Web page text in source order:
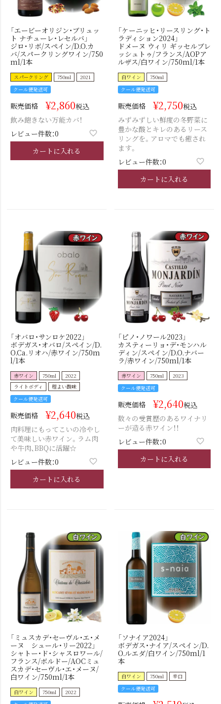
「エービーオリジン・ブリュッ
ト ナチューレ・レセルバ」
ジロ・リボ/スペイン/D.O.カ
バ/スパークリングワイン/750
ml/1本
スパークリング 750ml
2021
クール便発送可
販売価格 ¥2,860税込
飲み飽きない万能カバ！
レビュー件数：0
カートに入れる
「ケーニッヒ・リースリング・ト
ラディション2024」
ドメーヌ ウィリ ギッセルブレ
ッシュトゥ/フランス/AOPア
ルザス/白ワイン/750ml/1本
白ワイン
750ml
クール便発送可
販売価格 ¥2,750税込
みずみずしい鮮度の冬野菜に
豊かな酸とキレのあるリース
リングを。アロマでも癒され
ます。
レビュー件数：0
カートに入れる
「オバロ・サンロケ2022」
ボデガス・オバロ/スペイン/D.
O.Ca.リオハ/赤ワイン/750m
l/1本
赤ワイン 750ml
2022
ライトボディ
程よい酸味
クール便発送可
販売価格 ¥2,640税込
肉料理にもってこいの冷やし
て美味しい赤ワイン。ラム肉
や牛肉、BBQに活躍☆
レビュー件数：0
カートに入れる
「ピノ・ノワール2023」
カスティーリョ・デ・モンハル
ディン/スペイン/D.O.ナバー
ラ/赤ワイン/750ml/1本
赤ワイン 750ml
2023
クール便発送可
販売価格 ¥2,640税込
数々の受賞歴のあるワイナリ
ーが造る赤ワイン！！
レビュー件数：0
カートに入れる
「ミュスカデ・セーヴル・エ・メ
ーヌ シュール・リー2022」
シャトー・ド・シャスロワール/
フランス/ボルドー/AOCミュ
スカデ・セーヴル・エ・メーヌ/
白ワイン/750ml/1本
白ワイン 750ml
2022
「ソナイア2024」
ボデガス・ナイア/スペイン/D.
O.ルエダ/白ワイン/750ml/1
本
白ワイン 750ml
辛口
クール便発送可